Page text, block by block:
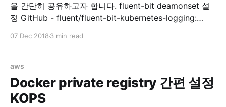
을 간단히 공유하고자 합니다. fluent-bit deamonset 설
정 GitHub - fluent/fluent-bit-kubernetes-logging:
https://raw.githubusercontent.com/fluent/fluent-bit-
kubernetes-logging/master/fluent-bit-service-
account.yaml $ kubectl create -f
07 Dec 2018 3 min read
aws
Docker private registry 간편 설정
KOPS